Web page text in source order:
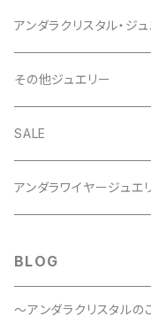
アンダラクリスタル・ジ
その他ジュエリー
SALE
アンダラワイヤージュエ
BLOG
～アンダラクリスタル